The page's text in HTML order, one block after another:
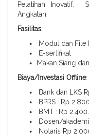
Pelatihan Inovatif,
Angkatan.
Fasilitas:
Modul dan File
E-sertifikat
Makan Siang
Biaya/Investasi Offline:
Bank dan LKS
BPRS : Rp
BMT : Rp
Dosen/
Notaris Rp